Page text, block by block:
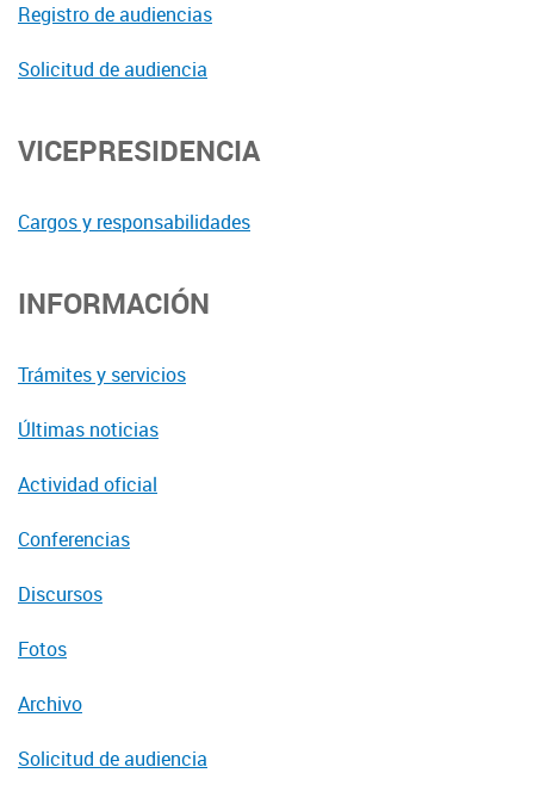
Registro de audiencias
Solicitud de audiencia
VICEPRESIDENCIA
Cargos y responsabilidades
INFORMACIÓN
Trámites y servicios
Últimas noticias
Actividad oficial
Conferencias
Discursos
Fotos
Archivo
Solicitud de audiencia